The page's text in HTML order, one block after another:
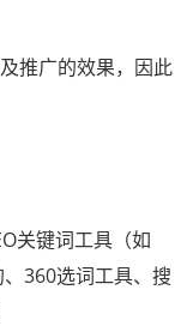
推广的效果，因此
关键词工具（如
360选词工具、搜